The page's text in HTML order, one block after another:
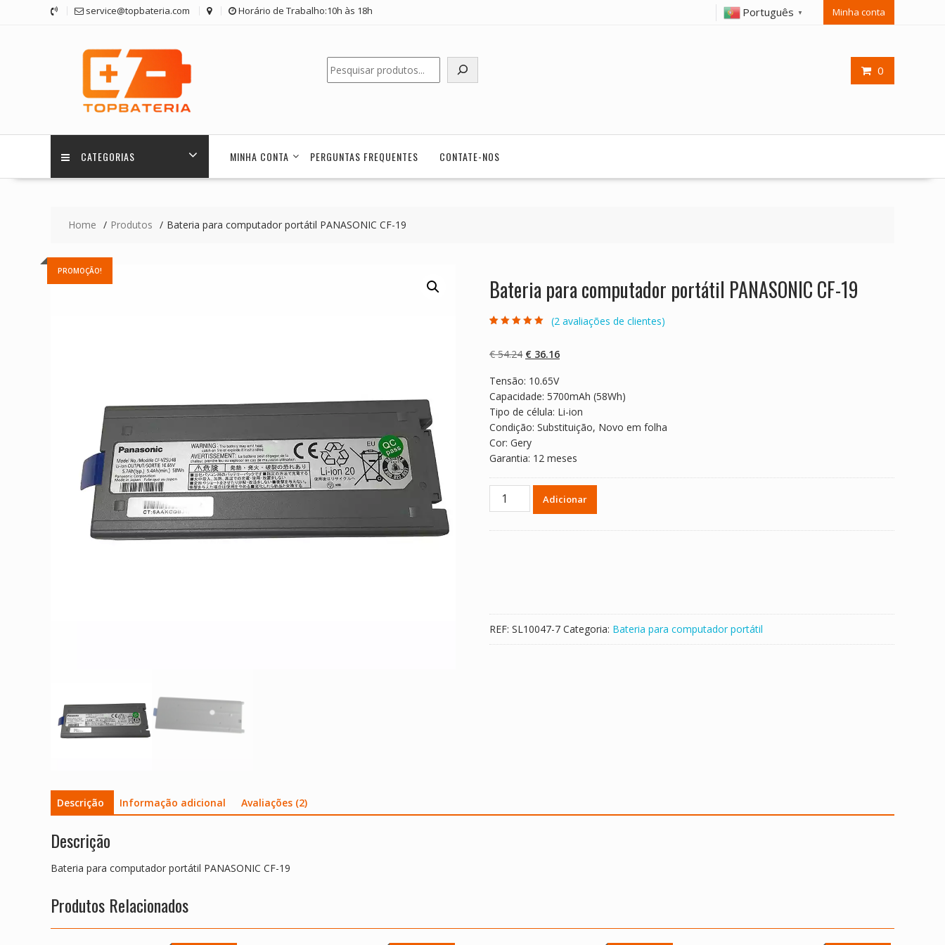
service@topbateria.com Horário de Trabalho:10h às 18h Português ▼ Minha conta
0
Pesquisar
CATEGORIAS MINHA CONTA PERGUNTAS FREQUENTES CONTATE-NOS
Home Produtos Bateria para computador portátil PANASONIC CF-19
PROMOÇÃO!
Bateria para computador portátil PANASONIC CF-19
com base em
classificaçõe
(2 avaliações de clientes)
€54.24 O
original
era:
€ 54.24.
€ 36.16O
é:
€ 36.16.
Tensão: 10.65V
Capacidade: 5700mAh (58Wh)
Tipo de célula: Li-ion
Condição: Substituição, Novo em folha
Cor: Gery
Garantia: 12 meses
Quantidade
19
Adicionar
REF: SL10047-7 Categoria: Bateria para computador portátil
Descrição Informação adicional Avaliações (2)
Descrição
Bateria para computador portátil PANASONIC CF-19
Produtos Relacionados